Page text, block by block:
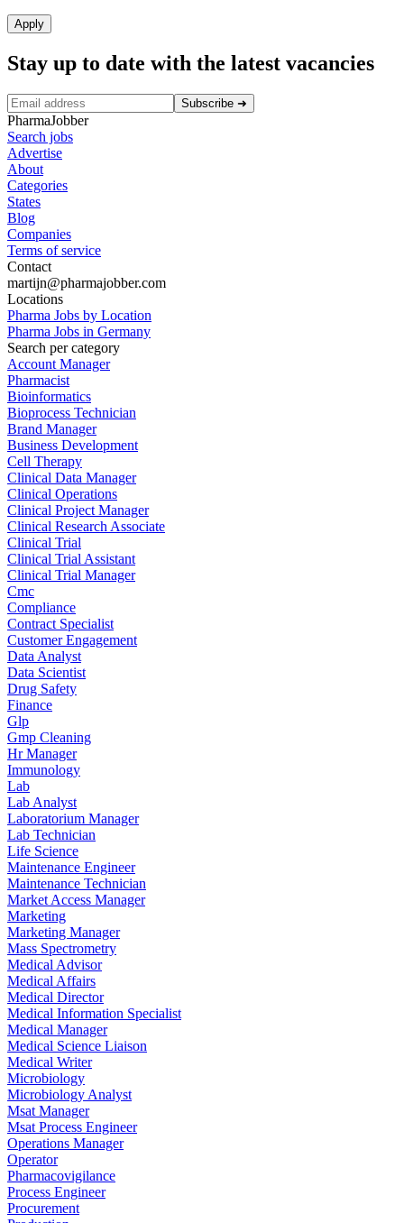
Apply
Stay up to date with the latest vacancies
Subscribe ➜
PharmaJobber
Search jobs
Advertise
About
Categories
States
Blog
Companies
Terms of service
Contact
martijn@pharmajobber.com
Locations
Pharma Jobs by Location
Pharma Jobs in Germany
Search per category
Account Manager
Pharmacist
Bioinformatics
Bioprocess Technician
Brand Manager
Business Development
Cell Therapy
Clinical Data Manager
Clinical Operations
Clinical Project Manager
Clinical Research Associate
Clinical Trial
Clinical Trial Assistant
Clinical Trial Manager
Cmc
Compliance
Contract Specialist
Customer Engagement
Data Analyst
Data Scientist
Drug Safety
Finance
Glp
Gmp Cleaning
Hr Manager
Immunology
Lab
Lab Analyst
Laboratorium Manager
Lab Technician
Life Science
Maintenance Engineer
Maintenance Technician
Market Access Manager
Marketing
Marketing Manager
Mass Spectrometry
Medical Advisor
Medical Affairs
Medical Director
Medical Information Specialist
Medical Manager
Medical Science Liaison
Medical Writer
Microbiology
Microbiology Analyst
Msat Manager
Msat Process Engineer
Operations Manager
Operator
Pharmacovigilance
Process Engineer
Procurement